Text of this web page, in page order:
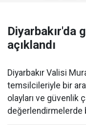
Diyarbakır'da
açıklandı
Diyarbakır Valisi
temsilcileriyle bir
olayları ve güvenlik
değerlendirmelerde